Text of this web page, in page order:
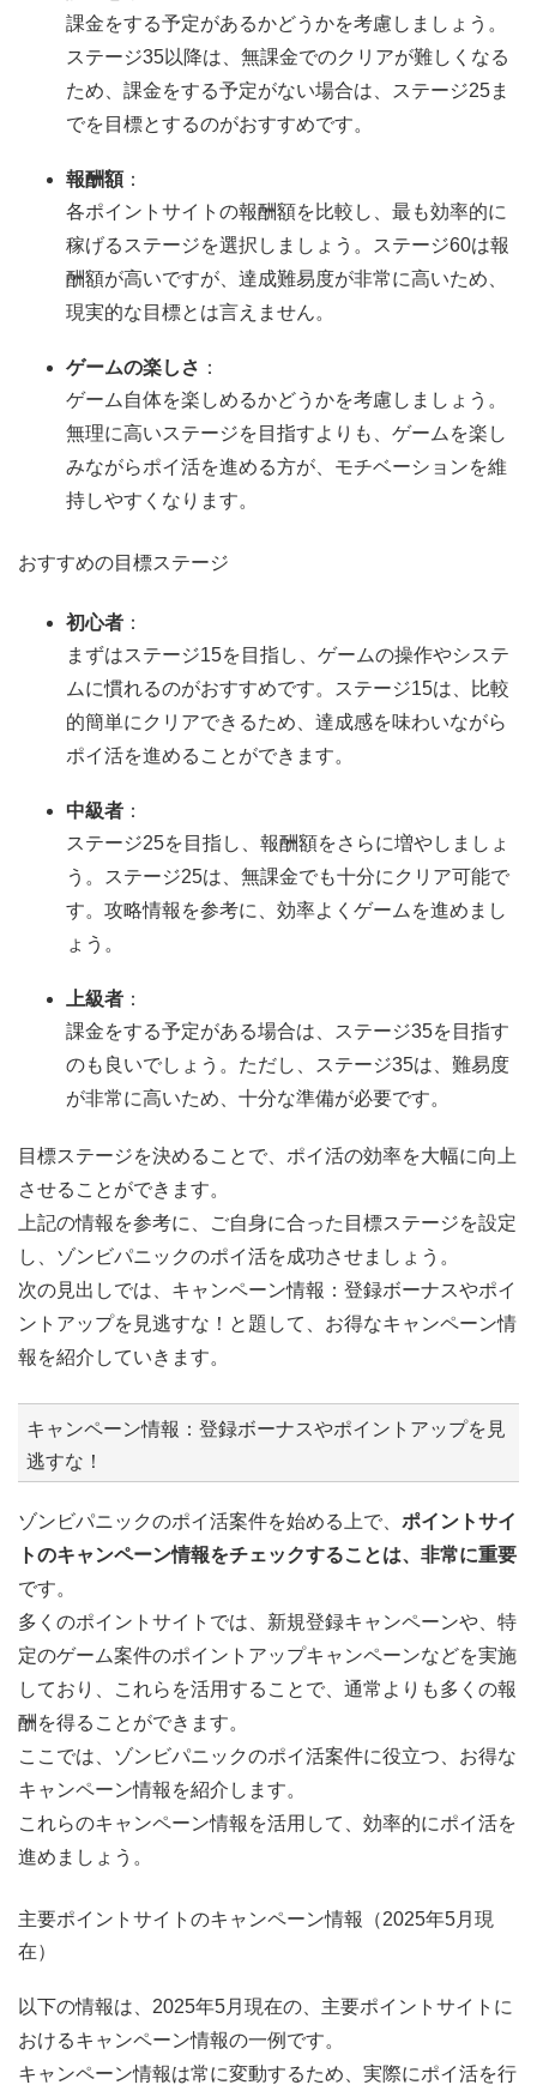
課金をする予定があるかどうかを考慮しましょう。
ステージ35以降は、無課金でのクリアが難しくなる
ため、課金をする予定がない場合は、ステージ25ま
でを目標とするのがおすすめです。
報酬額：
各ポイントサイトの報酬額を比較し、最も効率的に
稼げるステージを選択しましょう。ステージ60は報
酬額が高いですが、達成難易度が非常に高いため、
現実的な目標とは言えません。
ゲームの楽しさ ：
ゲーム自体を楽しめるかどうかを考慮しましょう。
無理に高いステージを目指すよりも、ゲームを楽し
みながらポイ活を進める方が、モチベーションを維
持しやすくなります。
おすすめの目標ステージ
初心者 ：
まずはステージ15を目指し、ゲームの操作やシステ
ムに慣れるのがおすすめです。ステージ15は、比較
的簡単にクリアできるため、達成感を味わいながら
ポイ活を進めることができます。
中級者 ：
ステージ25を目指し、報酬額をさらに増やしましょ
う。ステージ25は、無課金でも十分にクリア可能で
す。攻略情報を参考に、効率よくゲームを進めまし
ょう。
上級者 ：
課金をする予定がある場合は、ステージ35を目指す
のも良いでしょう。ただし、ステージ35は、難易度
が非常に高いため、十分な準備が必要です。
目標ステージを決めることで、ポイ活の効率を大幅に向上
させることができます。
上記の情報を参考に、ご自身に合った目標ステージを設定
し、ゾンビパニックのポイ活を成功させましょう。
次の見出しでは、キャンペーン情報：登録ボーナスやポイ
ントアップを見逃すな！と題して、お得なキャンペーン情
報を紹介していきます。
キャンペーン情報：登録ボーナスやポイントアップを見
逃すな！
ゾンビパニックのポイ活案件を始める上で、 ポイントサイ
トのキャンペーン情報をチェックすることは、非常に重要
です。
多くのポイントサイトでは、新規登録キャンペーンや、特
定のゲーム案件のポイントアップキャンペーンなどを実施
しており、これらを活用することで、通常よりも多くの報
酬を得ることができます。
ここでは、ゾンビパニックのポイ活案件に役立つ、お得な
キャンペーン情報を紹介します。
これらのキャンペーン情報を活用して、効率的にポイ活を
進めましょう。
主要ポイントサイトのキャンペーン情報（2025年5月現
在）
以下の情報は、2025年5月現在の、主要ポイントサイトに
おけるキャンペーン情報の一例です。
キャンペーン情報は常に変動するため、実際にポイ活を行